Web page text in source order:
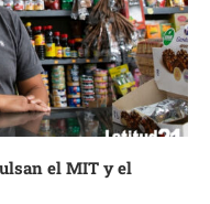
el MIT y el